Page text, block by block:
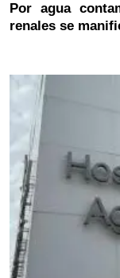
Por agua
renales se